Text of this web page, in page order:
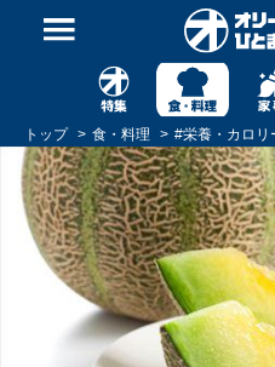
トップ 食・料理 #栄養・カロリ